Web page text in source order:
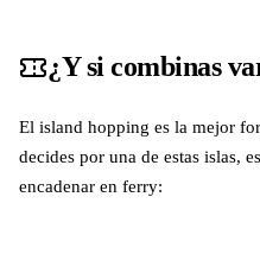
¿Y si combinas
El island hopping es la mejor
decides por una de estas islas,
encadenar en ferry: